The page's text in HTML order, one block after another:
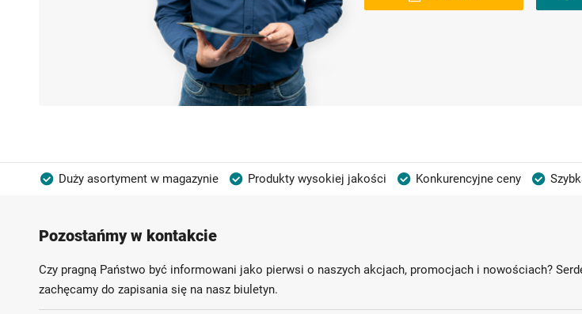
Duży asortyment w magazynie Produkty wysokiej jakości Konkurencyjne ceny
Pozostańmy w kontakcie
Czy pragną Państwo być informowani jako pierwsi o naszych akcjach, promocjach i nowościach?
zachęcamy do zapisania się na nasz biuletyn.